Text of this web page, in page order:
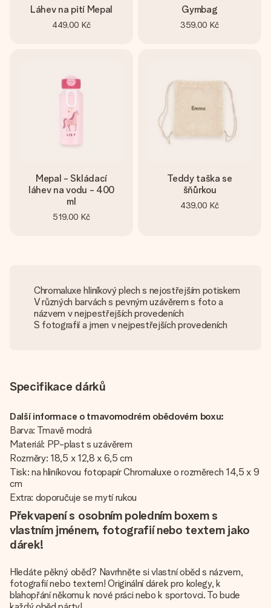
Láhev na pití Mepal
449,00 Kč
Gymbag
359,00 Kč
Mepal - Skládací
láhev na vodu - 400
ml
519,00 Kč
Teddy taška se
šňůrkou
439,00 Kč
Chromaluxe hliníkový plech s nejostřejším potiskem
V různých barvách s pevným uzávěrem s foto a
názvem v nejpestřejších provedeních
S fotografií a jmen v nejpestřejších provedeních
Specifikace dárků
Další informace o tmavomodrém obědovém boxu:
Barva: Tmavě modrá
Materiál: PP-plast s uzávěrem
Rozměry: 18,5 x 12,8 x 6,5 cm
Tisk: na hliníkovou fotopapír Chromaluxe o rozměrech 14,5 x 9
cm
Extra: doporučuje se mytí rukou
Překvapení s osobním poledním boxem s
vlastním jménem, fotografií nebo textem jako
dárek!
Hledáte pěkný oběd? Navrhněte si vlastní oběd s názvem,
fotografií nebo textem! Originální dárek pro kolegy, k
blahopřání někomu k nové práci nebo k sportovci. To bude